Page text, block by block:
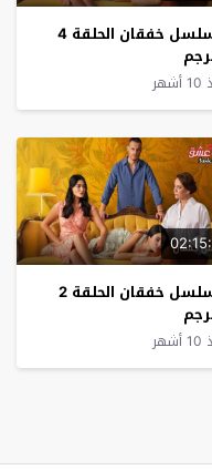
مسلسل خفقان الحلقة 4
مسلسل خفقان الحلقة 2